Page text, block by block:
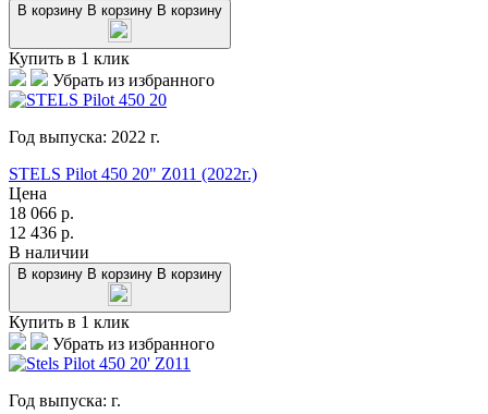
В корзину В корзину В корзину
Купить в 1 клик
Убрать из избранного
Год выпуска: 2022 г.
STELS Pilot 450 20" Z011 (2022г.)
Цена
18 066 р.
12 436 р.
В наличии
В корзину В корзину В корзину
Купить в 1 клик
Убрать из избранного
Год выпуска: г.